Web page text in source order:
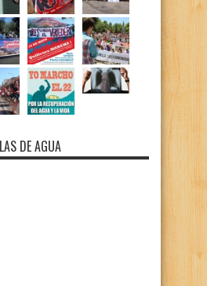
DE AGUA